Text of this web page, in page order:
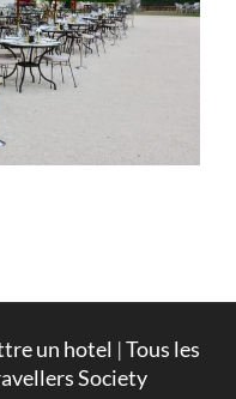
un hotel |Tous les
Society